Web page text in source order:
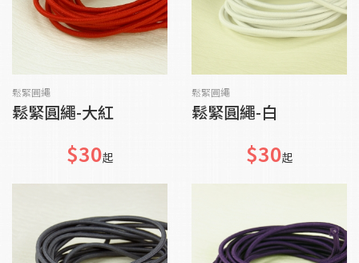
鬆緊圓繩
鬆緊圓繩-大紅
$30起
鬆緊圓繩
鬆緊圓繩-白
$30起